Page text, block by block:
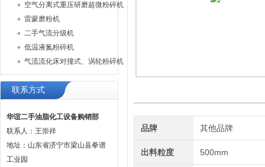
空气分离式重压研磨超微粉碎机
雷蒙磨粉机
二手气流分级机
低温液氮粉碎机
气流流化床对撞式、涡轮粉碎机
联系方式
华谊二手油脂化工设备购销部
联系人：王崇祥
地址：山东省济宁市梁山县拳谱
工业园
品牌 其他品牌
出料粒度 500mm